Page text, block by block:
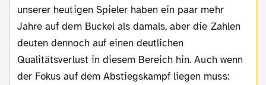
unserer heutigen Spieler haben ein paar mehr
Jahre auf dem Buckel als damals, aber die Zahlen
deuten dennoch auf einen deutlichen
Qualitätsverlust in diesem Bereich hin. Auch wenn
der Fokus auf dem Abstiegskampf liegen muss: